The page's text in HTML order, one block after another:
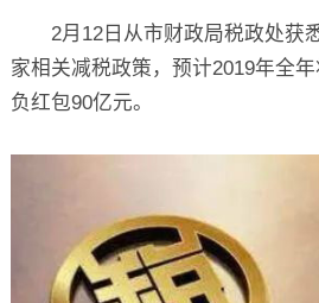
2月12日从市财政局税政处获
家相关减税政策，预计2019年全
负红包90亿元。